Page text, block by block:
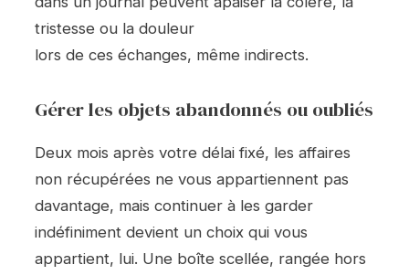
tristesse ou la douleur
lors de ces échanges, même indirects.
Gérer les objets abandonnés ou oubliés
Deux mois après votre délai fixé, les affaires
non récupérées ne vous appartiennent pas
davantage, mais continuer à les garder
indéfiniment devient un choix qui vous
appartient, lui. Une boîte scellée, rangée hors